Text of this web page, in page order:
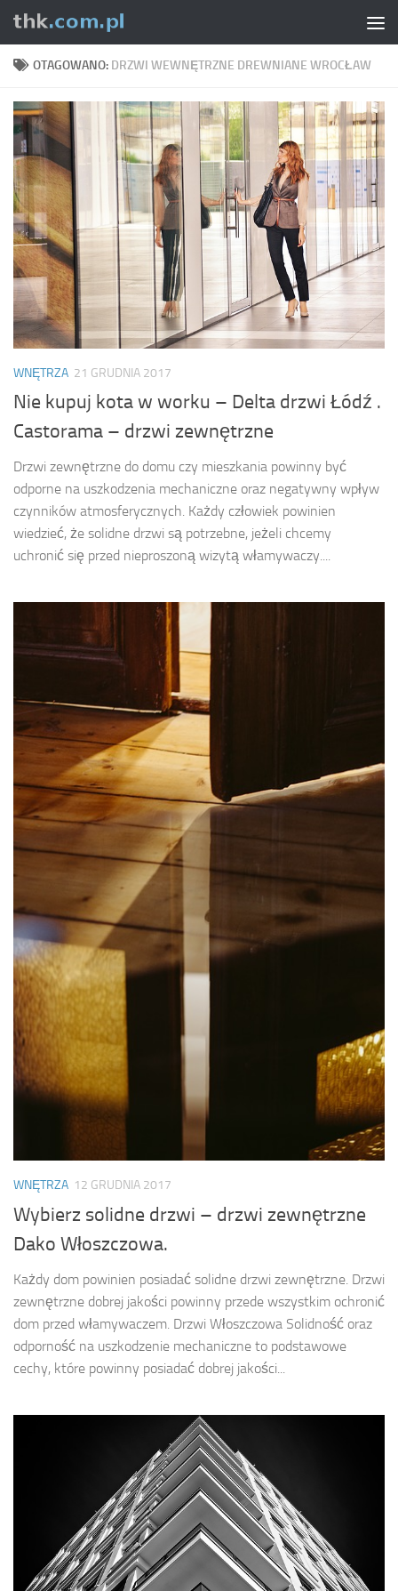
Skip to content
OTAGOWANO: DRZWI WEWNĘTRZNE DREWNIANE WROCŁAW
WNĘTRZA 21 GRUDNIA 2017
Nie kupuj kota w worku – Delta drzwi Łódź .
Castorama – drzwi zewnętrzne
Drzwi zewnętrzne do domu czy mieszkania powinny być
odporne na uszkodzenia mechaniczne oraz negatywny wpływ
czynników atmosferycznych. Każdy człowiek powinien
wiedzieć, że solidne drzwi są potrzebne, jeżeli chcemy
uchronić się przed nieproszoną wizytą włamywaczy....
WNĘTRZA 12 GRUDNIA 2017
Wybierz solidne drzwi – drzwi zewnętrzne
Dako Włoszczowa.
Każdy dom powinien posiadać solidne drzwi zewnętrzne. Drzwi
zewnętrzne dobrej jakości powinny przede wszystkim ochronić
dom przed włamywaczem. Drzwi Włoszczowa Solidność oraz
odporność na uszkodzenie mechaniczne to podstawowe
cechy, które powinny posiadać dobrej jakości...